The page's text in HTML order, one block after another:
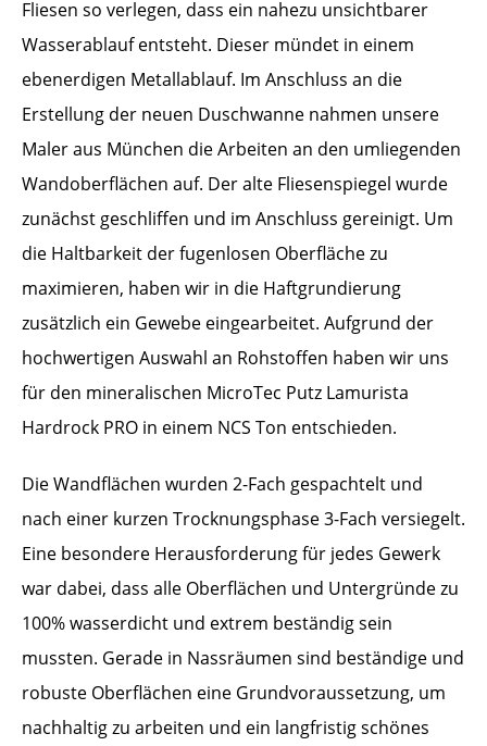
Fliesen so verlegen, dass ein nahezu unsichtbarer
Wasserablauf entsteht. Dieser mündet in einem
ebenerdigen Metallablauf. Im Anschluss an die
Erstellung der neuen Duschwanne nahmen unsere
Maler aus München die Arbeiten an den umliegenden
Wandoberflächen auf. Der alte Fliesenspiegel wurde
zunächst geschliffen und im Anschluss gereinigt. Um
die Haltbarkeit der fugenlosen Oberfläche zu
maximieren, haben wir in die Haftgrundierung
zusätzlich ein Gewebe eingearbeitet. Aufgrund der
hochwertigen Auswahl an Rohstoffen haben wir uns
für den mineralischen MicroTec Putz Lamurista
Hardrock PRO in einem NCS Ton entschieden.
Die Wandflächen wurden 2-Fach gespachtelt und
nach einer kurzen Trocknungsphase 3-Fach versiegelt.
Eine besondere Herausforderung für jedes Gewerk
war dabei, dass alle Oberflächen und Untergründe zu
100% wasserdicht und extrem beständig sein
mussten. Gerade in Nassräumen sind beständige und
robuste Oberflächen eine Grundvoraussetzung, um
nachhaltig zu arbeiten und ein langfristig schönes